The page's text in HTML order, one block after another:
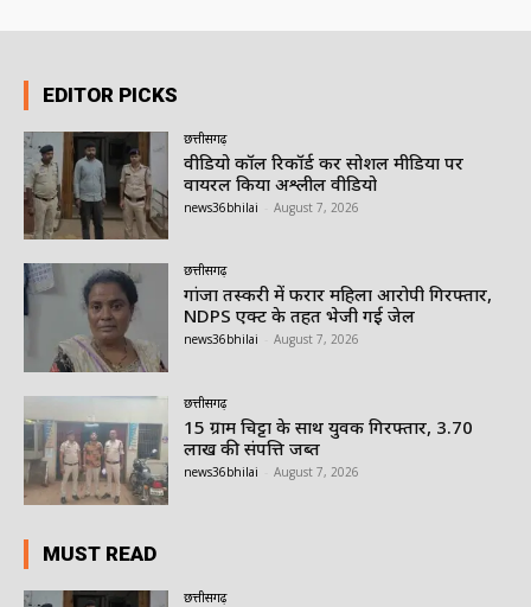
EDITOR PICKS
छत्तीसगढ़
वीडियो कॉल रिकॉर्ड कर सोशल मीडिया पर
वायरल किया अश्लील वीडियो
news36bhilai August 7, 2026
छत्तीसगढ़
गांजा तस्करी में फरार महिला आरोपी गिरफ्तार,
NDPS एक्ट के तहत भेजी गई जेल
news36bhilai August 7, 2026
छत्तीसगढ़
15 ग्राम चिट्टा के साथ युवक गिरफ्तार, 3.70
लाख की संपत्ति जब्त
news36bhilai August 7, 2026
MUST READ
छत्तीसगढ़